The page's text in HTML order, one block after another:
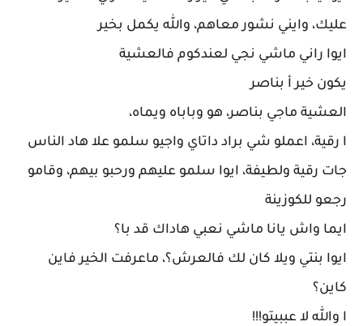
عليك، وايني نشور معاهم، والله يكمل بخير
ايوا راني ماشي نجي لعندكوم فالعشية
يكون خير أ بناصر
العشية ماجي بناصر، هو وباباه ويماه،
ا رقية، اعملو شي براد داتاي واجيو سلمو علا هاد الناس
جات رقية ولطيفة، ايوا سلمو عليهم ورحبو بيهم، وقامو
رجعو للكوزينة
ايما واش يانا ماشي نعبي هاداك قد با؟
ايوا بنتي ويلا كان لك فالعرش؟، ماعرفت الخير فاين
كاين؟
ا والله لا عببيتو!!!